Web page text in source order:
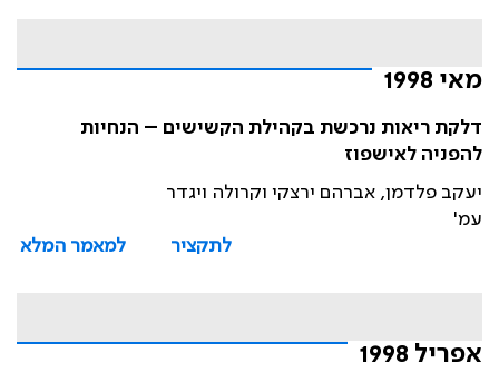
מאי 1998
דלקת ריאות נרכשת בקהילת הקשישים – הנחיות
להפניה לאישפוז
יעקב פלדמן, אברהם ירצקי וקרולה ויגדר
עמ'
לתקציר
למאמר המלא
אפריל 1998